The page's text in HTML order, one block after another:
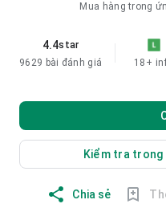
Mua hàng trong
4.4star
9629 bài đánh giá
18+
Kiểm tra trong
Chia sẻ